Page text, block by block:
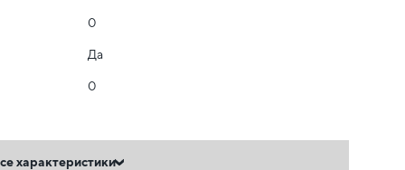
0
Да
0
характеристики